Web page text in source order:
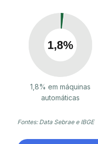
1,8% em máquinas
automáticas
Fontes: Data Sebrae e IBGE